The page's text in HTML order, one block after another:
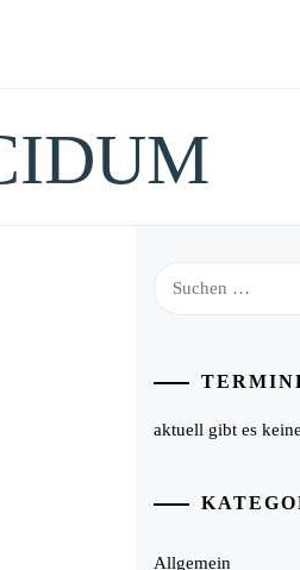
aktuell gibt es
Allgemein